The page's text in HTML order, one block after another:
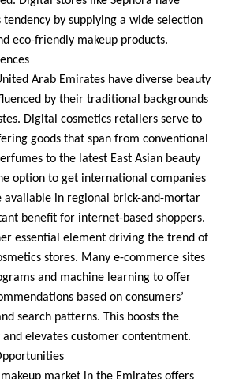
by supplying a wide selection
eco-friendly makeup products.
Arab Emirates have diverse beauty
by their traditional backgrounds
Digital cosmetics retailers serve to
goods that span from conventional
to the latest East Asian beauty
option to get international companies
available in regional brick-and-mortar
benefit for internet-based shoppers.
essential element driving the trend of
stores. Many e-commerce sites
and machine learning to offer
based on consumers’
search patterns. This boosts the
elevates customer contentment.